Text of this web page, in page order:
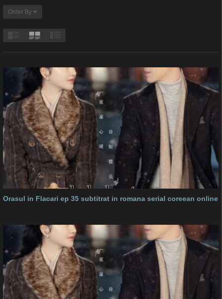
Order By
Orasul in Flacari ep 35 subtitrat in romana serial coreean online